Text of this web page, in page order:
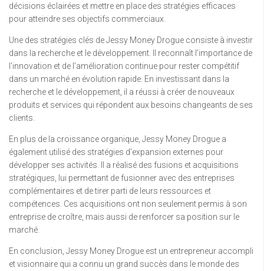
décisions éclairées et mettre en place des stratégies efficaces
pour atteindre ses objectifs commerciaux.
Une des stratégies clés de Jessy Money Drogue consiste à investir
dans la recherche et le développement. Il reconnaît l’importance de
l’innovation et de l’amélioration continue pour rester compétitif
dans un marché en évolution rapide. En investissant dans la
recherche et le développement, il a réussi à créer de nouveaux
produits et services qui répondent aux besoins changeants de ses
clients.
En plus de la croissance organique, Jessy Money Drogue a
également utilisé des stratégies d’expansion externes pour
développer ses activités. Il a réalisé des fusions et acquisitions
stratégiques, lui permettant de fusionner avec des entreprises
complémentaires et de tirer parti de leurs ressources et
compétences. Ces acquisitions ont non seulement permis à son
entreprise de croître, mais aussi de renforcer sa position sur le
marché.
En conclusion, Jessy Money Drogue est un entrepreneur accompli
et visionnaire qui a connu un grand succès dans le monde des